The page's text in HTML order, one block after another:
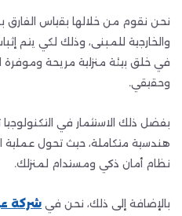
نحن نقوم من خلالها بقياس الفارق
والخارجية للمبنى، وذلك لكي يتم
في خلق بيئة منزلية مريحة
وحقيقي.
بفضل ذلك الاستثمار في
هندسية متكاملة، حيث تحول
نظام أمان ذكي ومستدام لمنزلك.
بالإضافة إلى ذلك، نحن في شركة